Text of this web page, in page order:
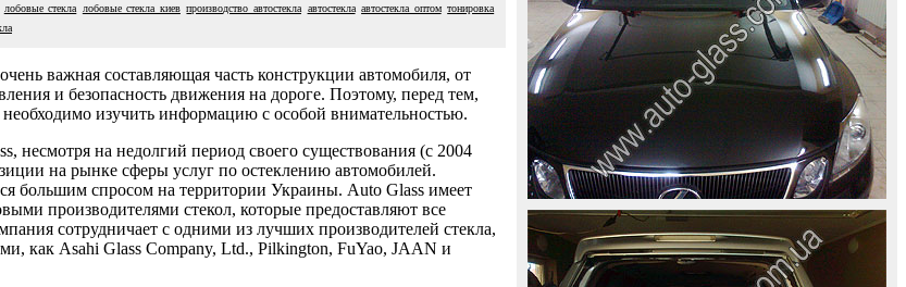
лобовые стекла лобовые стекла киев производство автостекла автостекла автостекла оптом тонировка
важная составляющая часть конструкции автомобиля, от
и безопасность движения на дороге. Поэтому, перед тем,
необходимо изучить информацию с особой внимательностью.
несмотря на недолгий период своего существования (с 2004
на рынке сферы услуг по остеклению автомобилей.
большим спросом на территории Украины. Auto Glass имеет
производителями стекол, которые предоставляют все
сотрудничает с одними из лучших производителей стекла,
как Asahi Glass Company, Ltd., Pilkington, FuYao, JAAN и